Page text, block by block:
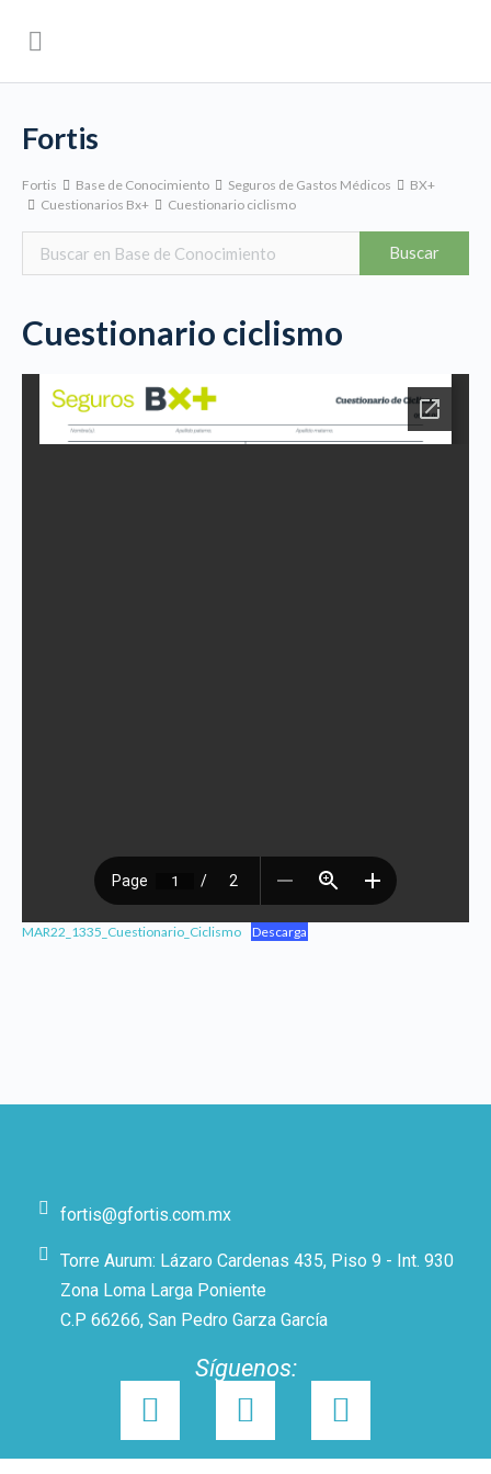
Fortis
Fortis Base de Conocimiento Seguros de Gastos Médicos
BX+
Cuestionarios Bx+
Cuestionario ciclismo
Cuestionario ciclismo
MAR22_1335_Cuestionario_Ciclismo Descarga
fortis@gfortis.com.mx
Torre Aurum: Lázaro Cardenas 435, Piso 9 - Int. 930
Zona Loma Larga Poniente
C.P 66266, San Pedro Garza García
Síguenos: